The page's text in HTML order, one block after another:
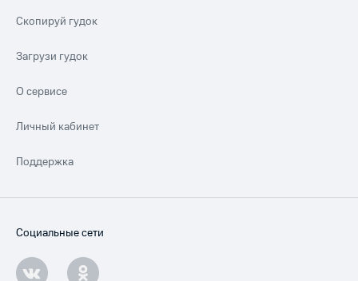
Скопируй гудок
Загрузи гудок
О сервисе
Личный кабинет
Поддержка
Социальные сети